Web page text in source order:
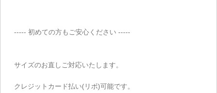
----- 初めての方もご安心ください -----
サイズのお直しご対応いたします。
クレジットカード払い(リボ)可能です。